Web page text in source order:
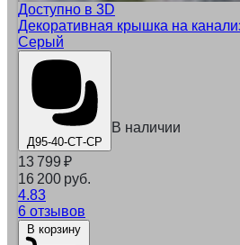
Доступно в 3D
Декоративная крышка на
Серый
Д95-40-СТ-СР
В наличии
13 799 ₽
16 200 руб.
4.83
6 отзывов